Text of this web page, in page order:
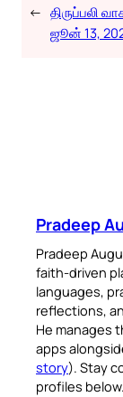
← திருப்பலி
ஜூன் 13,
Pradeep
Pradeep
faith-driven
languages,
reflections,
He manages
apps
story). Stay
profiles below.